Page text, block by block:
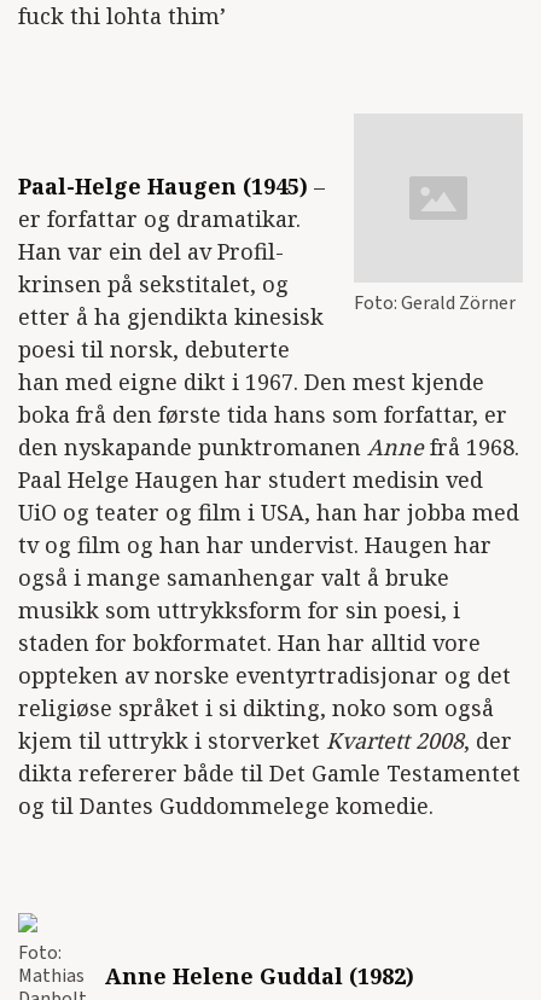
fuck thi lohta thim’
Foto: Gerald Zörner
Paal-Helge Haugen (1945) –
er forfattar og dramatikar.
Han var ein del av Profil-
krinsen på sekstitalet, og
etter å ha gjendikta kinesisk
poesi til norsk, debuterte
han med eigne dikt i 1967. Den mest kjende
boka frå den første tida hans som forfattar, er
den nyskapande punktromanen Annefrå 1968.
Paal Helge Haugen har studert medisin ved
UiO og teater og film i USA, han har jobba med
tv og film og han har undervist. Haugen har
også i mange samanhengar valt å bruke
musikk som uttrykksform for sin poesi, i
staden for bokformatet. Han har alltid vore
oppteken av norske eventyrtradisjonar og det
religiøse språket i si dikting, noko som også
kjem til uttrykk i storverket Kvartett 2008, der
dikta refererer både til Det Gamle Testamentet
og til Dantes Guddommelege komedie.
Foto:
Mathias
Anne Helene Guddal (1982)